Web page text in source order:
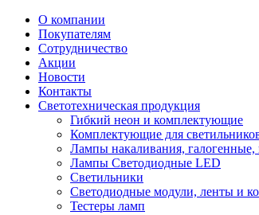
О компании
Покупателям
Сотрудничество
Акции
Новости
Контакты
Светотехническая продукция
Гибкий неон и комплектующие
Комплектующие для
Лампы накаливания, галогенные,
Лампы Светодиодные LED
Светильники
Светодиодные модули, ленты и
Тестеры ламп